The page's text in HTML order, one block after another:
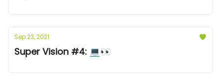
Sep 23, 2021
Super Vision #4: 💻👀